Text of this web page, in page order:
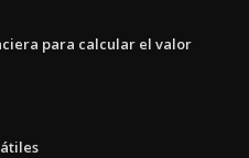
para calcular el valor